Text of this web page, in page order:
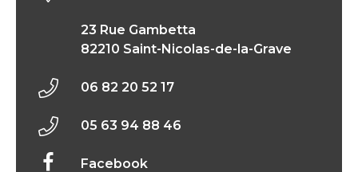
23 Rue Gambetta
82210 Saint-Nicolas-de-la-Grave
06 82 20 52 17
05 63 94 88 46
Facebook